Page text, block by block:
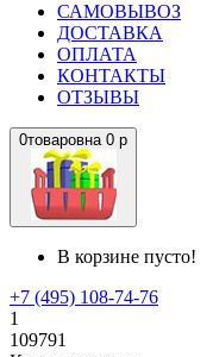
САМОВЫВОЗ
ДОСТАВКА
ОПЛАТА
КОНТАКТЫ
ОТЗЫВЫ
0товаровна 0 р
В корзине пусто!
+7 (495) 108-74-76
1
109791